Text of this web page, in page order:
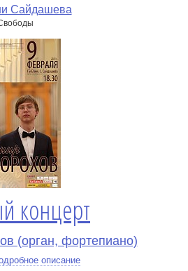
Сайдашева
концерт
(орган, фортепиано)
описание